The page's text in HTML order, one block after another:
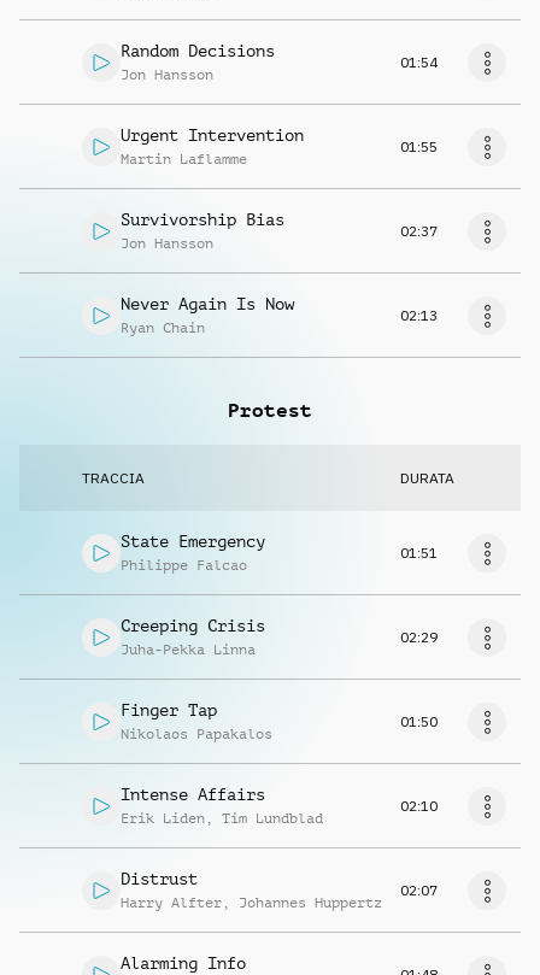
Random Decisions
Jon Hansson
01:54
Urgent Intervention
Martin Laflamme
01:55
Survivorship Bias
Jon Hansson
02:37
Never Again Is Now
Ryan Chain
02:13
Protest
TRACCIA DURATA
State Emergency
Philippe Falcao
01:51
Creeping Crisis
Juha-Pekka Linna
02:29
Finger Tap
Nikolaos Papakalos
01:50
Intense Affairs
Erik Liden , Tim Lundblad
02:10
Distrust
Harry Alfter , Johannes Huppertz
02:07
Alarming Info